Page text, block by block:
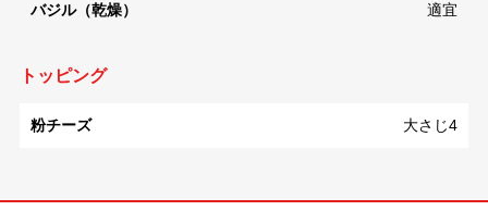
バジル（乾燥） 適宜
トッピング
粉チーズ 大さじ4